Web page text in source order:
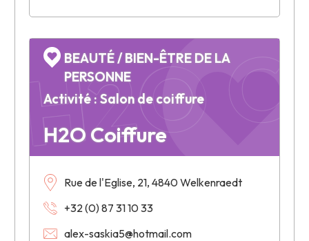
H2O
H2O Coiffure
BEAUTÉ / BIEN-ÊTRE DE LA
PERSONNE
Activité : Salon de coiffure
Rue de l'Eglise, 21, 4840 Welkenraedt
+32 (0) 87 31 10 33
alex-saskia5@hotmail.com